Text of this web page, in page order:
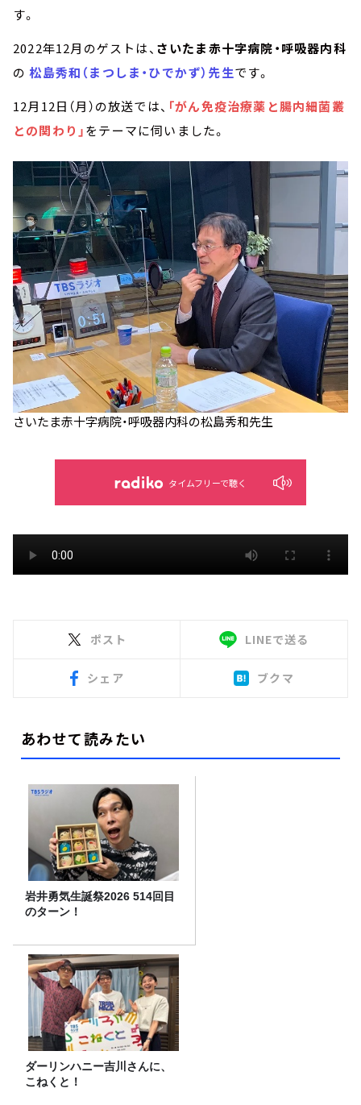
す。
2022年12月のゲストは、 さいたま赤十字病院・呼吸器内科
の松島秀和（まつしま・ひでかず）先生です。
12月12日（月）の放送では、 「がん免疫治療薬と腸内細菌叢
との関わり」をテーマに伺いました。
さいたま赤十字病院・呼吸器内科の松島秀和先生
タイムフリーで聴く
ポスト LINEで送る
シェア ブクマ
あわせて読みたい
岩井勇気生誕祭2026 514回目
のターン！
ダーリンハニー吉川さんに、
こねくと！